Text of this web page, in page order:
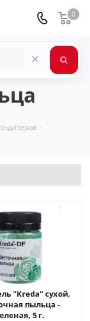
0
×
-
"Kreda" сухой,
пыльца -
5 г.